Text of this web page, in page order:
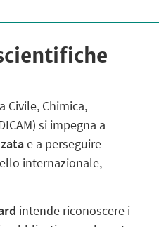
Civile, Chimica,
si impegna a
e a perseguire
internazionale,
intende riconoscere i